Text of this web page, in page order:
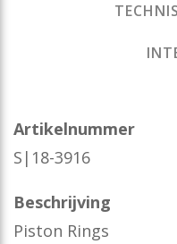
Artikelnummer
S|18-3916
Beschrijving
Piston Rings